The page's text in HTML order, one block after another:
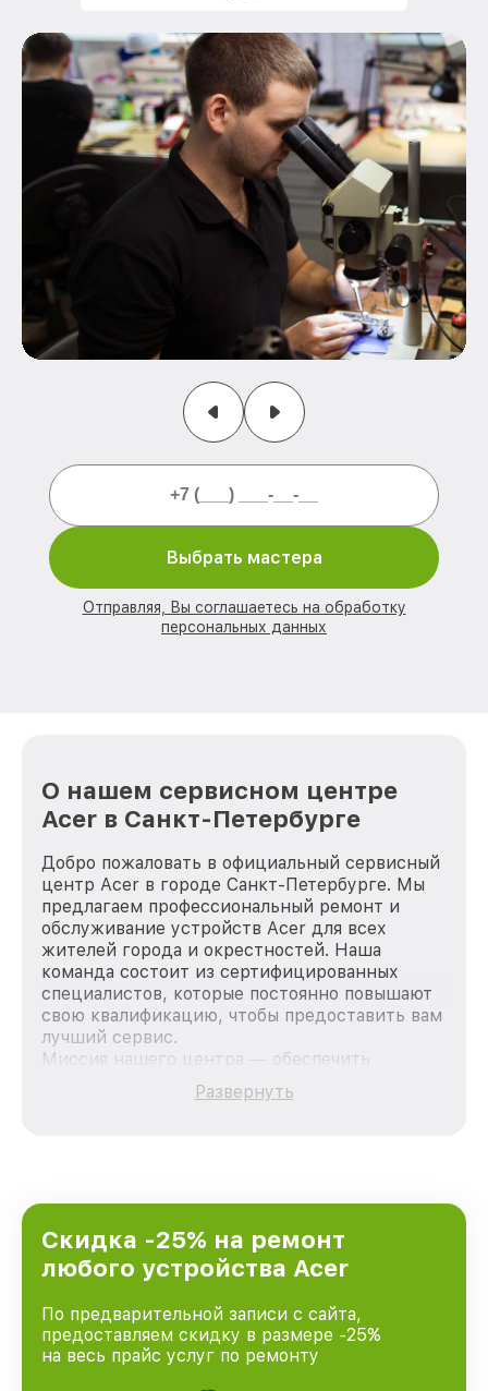
Выбрать мастера
Отправляя, Вы соглашаетесь на обработку
персональных данных
О нашем сервисном центре
Acer в Санкт-Петербурге
Добро пожаловать в официальный сервисный
центр Acer в городе Санкт-Петербурге. Мы
предлагаем профессиональный ремонт и
обслуживание устройств Acer для всех
жителей города и окрестностей. Наша
команда состоит из сертифицированных
специалистов, которые постоянно повышают
свою квалификацию, чтобы предоставить вам
лучший сервис.
Миссия нашего центра — обеспечить
качественный и доступный ремонт для
каждого пользователя продукции Acer, вне
Санкт-Петербурге, постоянно повышая
уровень доверия и лояльности наших
клиентов.
Развернуть
Скидка -25% на ремонт
любого устройства Acer
По предварительной записи с сайта,
предоставляем скидку в размере -25%
на весь прайс услуг по ремонту